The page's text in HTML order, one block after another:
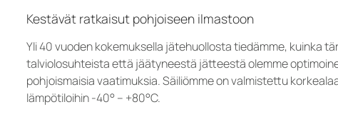
Kestävät ratkaisut pohjoiseen ilmastoon
Yli 40 vuoden kokemuksella jätehuollosta tiedämme, kuinka
talviolosuhteista että jäätyneestä jätteestä olemme
pohjoismaisia ​​vaatimuksia. Säiliömme on valmistettu
lämpötiloihin -40° – +80°C.